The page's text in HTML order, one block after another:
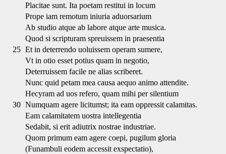
Placitae sunt. Ita poetam restitui in locum
Prope iam remotum iniuria aduorsarium
Ab studio atque ab labore atque arte musica.
Quod si scripturam spreuissem in praesentia
25 Et in deterrendo uoluissem operam sumere,
Vt in otio esset potius quam in negotio,
Deterruissem facile ne alias scriberet.
Nunc quid petam mea causa aequo animo attendite.
Hecyram ad uos refero, quam mihi per silentium
30 Numquam agere licitumst; ita eam oppressit calamitas.
Eam calamitatem uostra intellegentia
Sedabit, si erit adiutrix nostrae industriae.
Quom primum eam agere coepi, pugilum gloria
(Funambuli eodem accessit exspectatio),